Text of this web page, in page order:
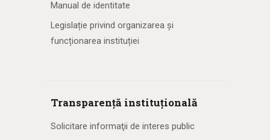
Manual de identitate
Legislație privind organizarea și
funcționarea instituției
Transparență instituțională
Solicitare informaţii de interes public